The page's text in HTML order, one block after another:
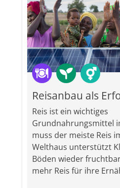
Reisanbau als
Reis ist ein wichtiges
Grundnahrungsmittel
muss der meiste Reis
Welthaus unterstützt
Böden wieder
mehr Reis für ihre